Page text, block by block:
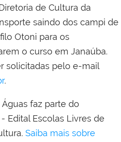
de Cultura da
saindo dos campi de
Otoni para os
o curso em Janaúba.
solicitadas pelo e-mail
.
faz parte do
Edital Escolas Livres de
Saiba mais sobre